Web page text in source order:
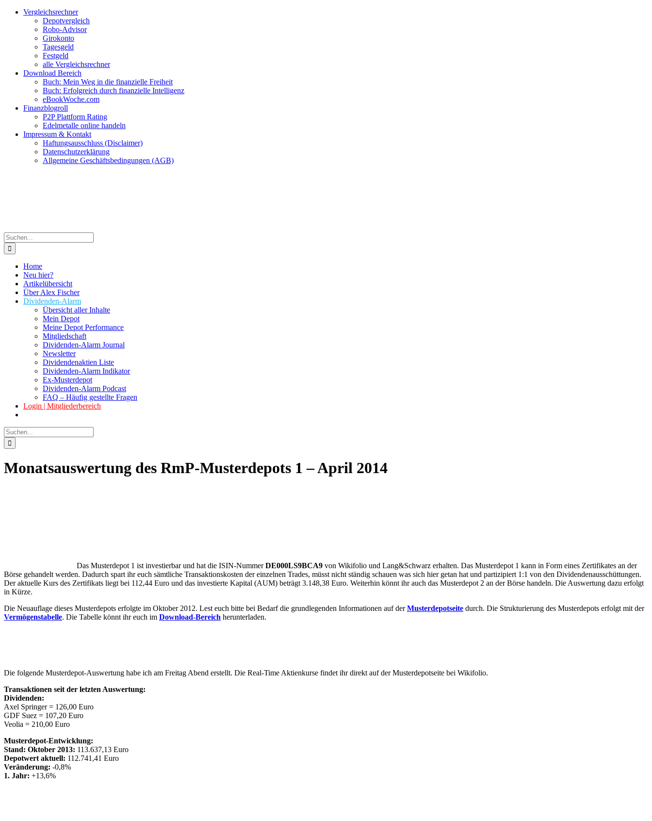
Zum
Facebook
Twitter
Instagram
Pinterest
YouTubeVergleichsrechner
Depotvergleich
Robo-Advisor
Girokonto
Tagesgeld
Festgeld
alle Vergleichsrechner
Download Bereich
Buch: Mein Weg in die finanzielle Freiheit
Buch: Erfolgreich durch finanzielle Intelligenz
eBookWoche.com
Finanzblogroll
P2P Plattform Rating
Edelmetalle online handeln
Impressum & Kontakt
Haftungsausschluss (Disclaimer)
Datenschutzerklärung
Allgemeine Geschäftsbedingungen (AGB)
Suche
nach:
Home
Neu hier?
Artikelübersicht
Über Alex Fischer
Dividenden-Alarm
Übersicht aller Inhalte
Mein Depot
Meine Depot Performance
Mitgliedschaft
Dividenden-Alarm Journal
Newsletter
Dividendenaktien Liste
Dividenden-Alarm Indikator
Ex-Musterdepot
Dividenden-Alarm Podcast
FAQ – Häufig gestellte Fragen
Login | Mitgliederbereich
Suche
nach:
Monatsauswertung des RmP-Musterdepots 1 – April 2014
Das Musterdepot 1 ist investierbar und hat die ISIN-NummerDE000LS9BCA9 von Wikifolio und Lang&Schwarz erhalten. Das Musterdepot 1 kann in Form eines Zertifikates an der
Börse gehandelt werden. Dadurch spart ihr euch sämtliche Transaktionskosten der einzelnen Trades, müsst nicht ständig schauen was sich hier getan hat und partizipiert 1:1 von den Dividendenausschüttungen.
Der aktuelle Kurs des Zertifikats liegt bei 112,44 Euro und das investierte Kapital (AUM) beträgt 3.148,38 Euro. Weiterhin könnt ihr auch das Musterdepot 2 an der Börse handeln. Die Auswertung dazu erfolgt
in Kürze.
Die Neuauflage dieses Musterdepots erfolgte im Oktober 2012. Lest euch bitte bei Bedarf die grundlegenden Informationen auf derMusterdepotseite durch. Die Strukturierung des Musterdepots erfolgt mit der
Vermögenstabelle. Die Tabelle könnt ihr euch im Download-Bereich herunterladen.
Die folgende Musterdepot-Auswertung habe ich am Freitag Abend erstellt. Die Real-Time Aktienkurse findet ihr direkt auf der Musterdepotseite bei Wikifolio.
Transaktionen seit der letzten Auswertung:
Dividenden:
Axel Springer = 126,00 Euro
GDF Suez = 107,20 Euro
Veolia = 210,00 Euro
Musterdepot-Entwicklung:
Stand: Oktober 2013: 113.637,13 Euro
Depotwert aktuell: 112.741,41 Euro
Veränderung: -0,8%
1. Jahr: +13,6%